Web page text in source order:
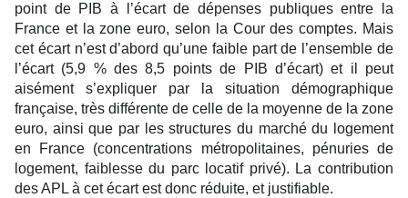
point de PIB à l’écart de dépenses publiques entre la
France et la zone euro, selon la Cour des comptes. Mais
cet écart n’est d’abord qu’une faible part de l’ensemble de
l’écart (5,9 % des 8,5 points de PIB d’écart) et il peut
aisément s’expliquer par la situation démographique
française, très différente de celle de la moyenne de la zone
euro, ainsi que par les structures du marché du logement
en France (concentrations métropolitaines, pénuries de
logement, faiblesse du parc locatif privé). La contribution
des APL à cet écart est donc réduite, et justifiable.